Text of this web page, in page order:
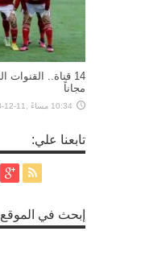
مجاناً
10:34 مساءً ,11-12-2023
تابعنا علي:
إبحث في الموقع